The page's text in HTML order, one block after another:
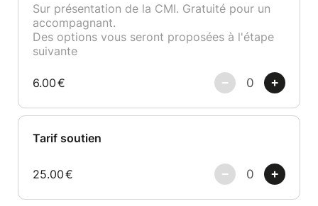
Sur présentation de la CMI. Gratuité pour un
accompagnant.
Des options vous seront proposées à l'étape
suivante
6.00€
Tarif soutien
25.00€